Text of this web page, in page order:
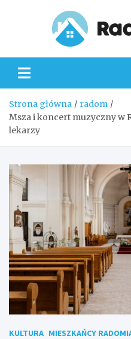
Strona główna
radom
Msza i koncert muzyczny w
lekarzy
KULTURA MIESZKAŃCY